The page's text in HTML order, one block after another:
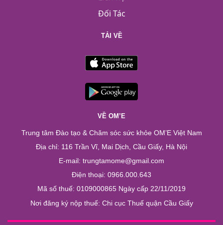
Đối Tác
TẢI VỀ
VỀ OM’E
Trung tâm Đào tạo & Chăm sóc sức khỏe OM’E Việt Nam
Địa chỉ: 116 Trần Vĩ, Mai Dịch, Cầu Giấy, Hà Nội
E-mail: trungtamome@gmail.com
Điện thoại: 0966.000.643
Mã số thuế: 0109000865 Ngày cấp 22/11/2019
Nơi đăng ký nộp thuế: Chi cục Thuế quận Cầu Giấy